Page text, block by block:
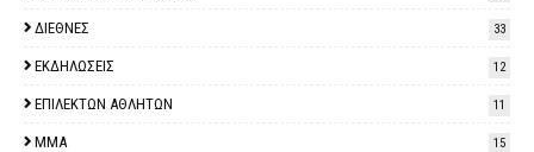
ΔΙΕΘΝΕΣ 33
ΕΚΔΗΛΩΣΕΙΣ 12
ΕΠΙΛΕΚΤΩΝ ΑΘΛΗΤΩΝ 11
ΜΜΑ 15